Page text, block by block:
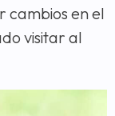
cambios en el
visitar al